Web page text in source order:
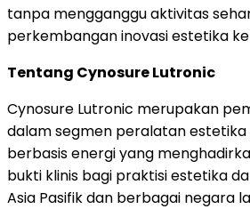
tanpa mengganggu aktivitas
perkembangan inovasi estetika
Tentang Cynosure Lutronic
Cynosure Lutronic merupakan
dalam segmen peralatan
berbasis energi yang
bukti klinis bagi praktisi estetika
Asia Pasifik dan berbagai negara